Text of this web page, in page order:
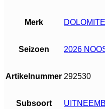
Merk DOLOMITE
Seizoen 2026
Artikelnummer 292530
Subsoort